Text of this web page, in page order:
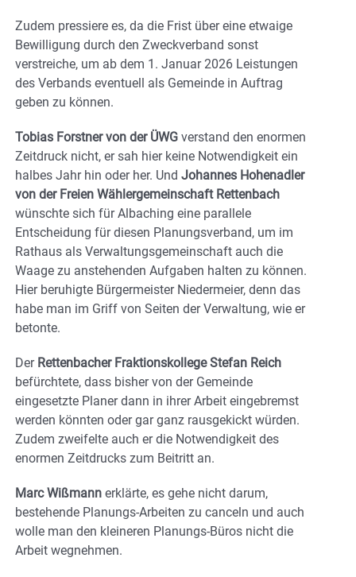
Zudem pressiere es, da die Frist über eine etwaige
Bewilligung durch den Zweckverband sonst
verstreiche, um ab dem 1. Januar 2026 Leistungen
des Verbands eventuell als Gemeinde in Auftrag
geben zu können.
Tobias Forstner von der ÜWG verstand den enormen
Zeitdruck nicht, er sah hier keine Notwendigkeit ein
halbes Jahr hin oder her. Und Johannes Hohenadler
von der Freien Wählergemeinschaft Rettenbach
wünschte sich für Albaching eine parallele
Entscheidung für diesen Planungsverband, um im
Rathaus als Verwaltungsgemeinschaft auch die
Waage zu anstehenden Aufgaben halten zu können.
Hier beruhigte Bürgermeister Niedermeier, denn das
habe man im Griff von Seiten der Verwaltung, wie er
betonte.
Der Rettenbacher Fraktionskollege Stefan Reich
befürchtete, dass bisher von der Gemeinde
eingesetzte Planer dann in ihrer Arbeit eingebremst
werden könnten oder gar ganz rausgekickt würden.
Zudem zweifelte auch er die Notwendigkeit des
enormen Zeitdrucks zum Beitritt an.
Marc Wißmann erklärte, es gehe nicht darum,
bestehende Planungs-Arbeiten zu canceln und auch
wolle man den kleineren Planungs-Büros nicht die
Arbeit wegnehmen.